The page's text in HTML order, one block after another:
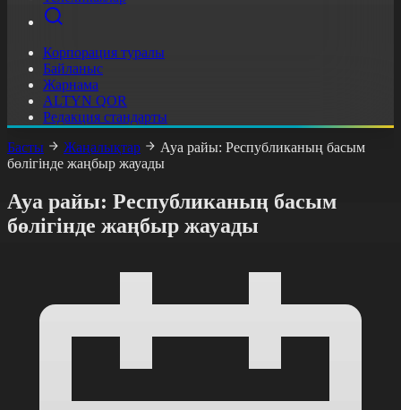
Корпорация туралы
Байланыс
Жарнама
ALTYN QOR
Редакция стандарты
Басты
Жаңалықтар
Ауа райы: Республиканың басым
бөлігінде жаңбыр жауады
Ауа райы: Республиканың басым
бөлігінде жаңбыр жауады